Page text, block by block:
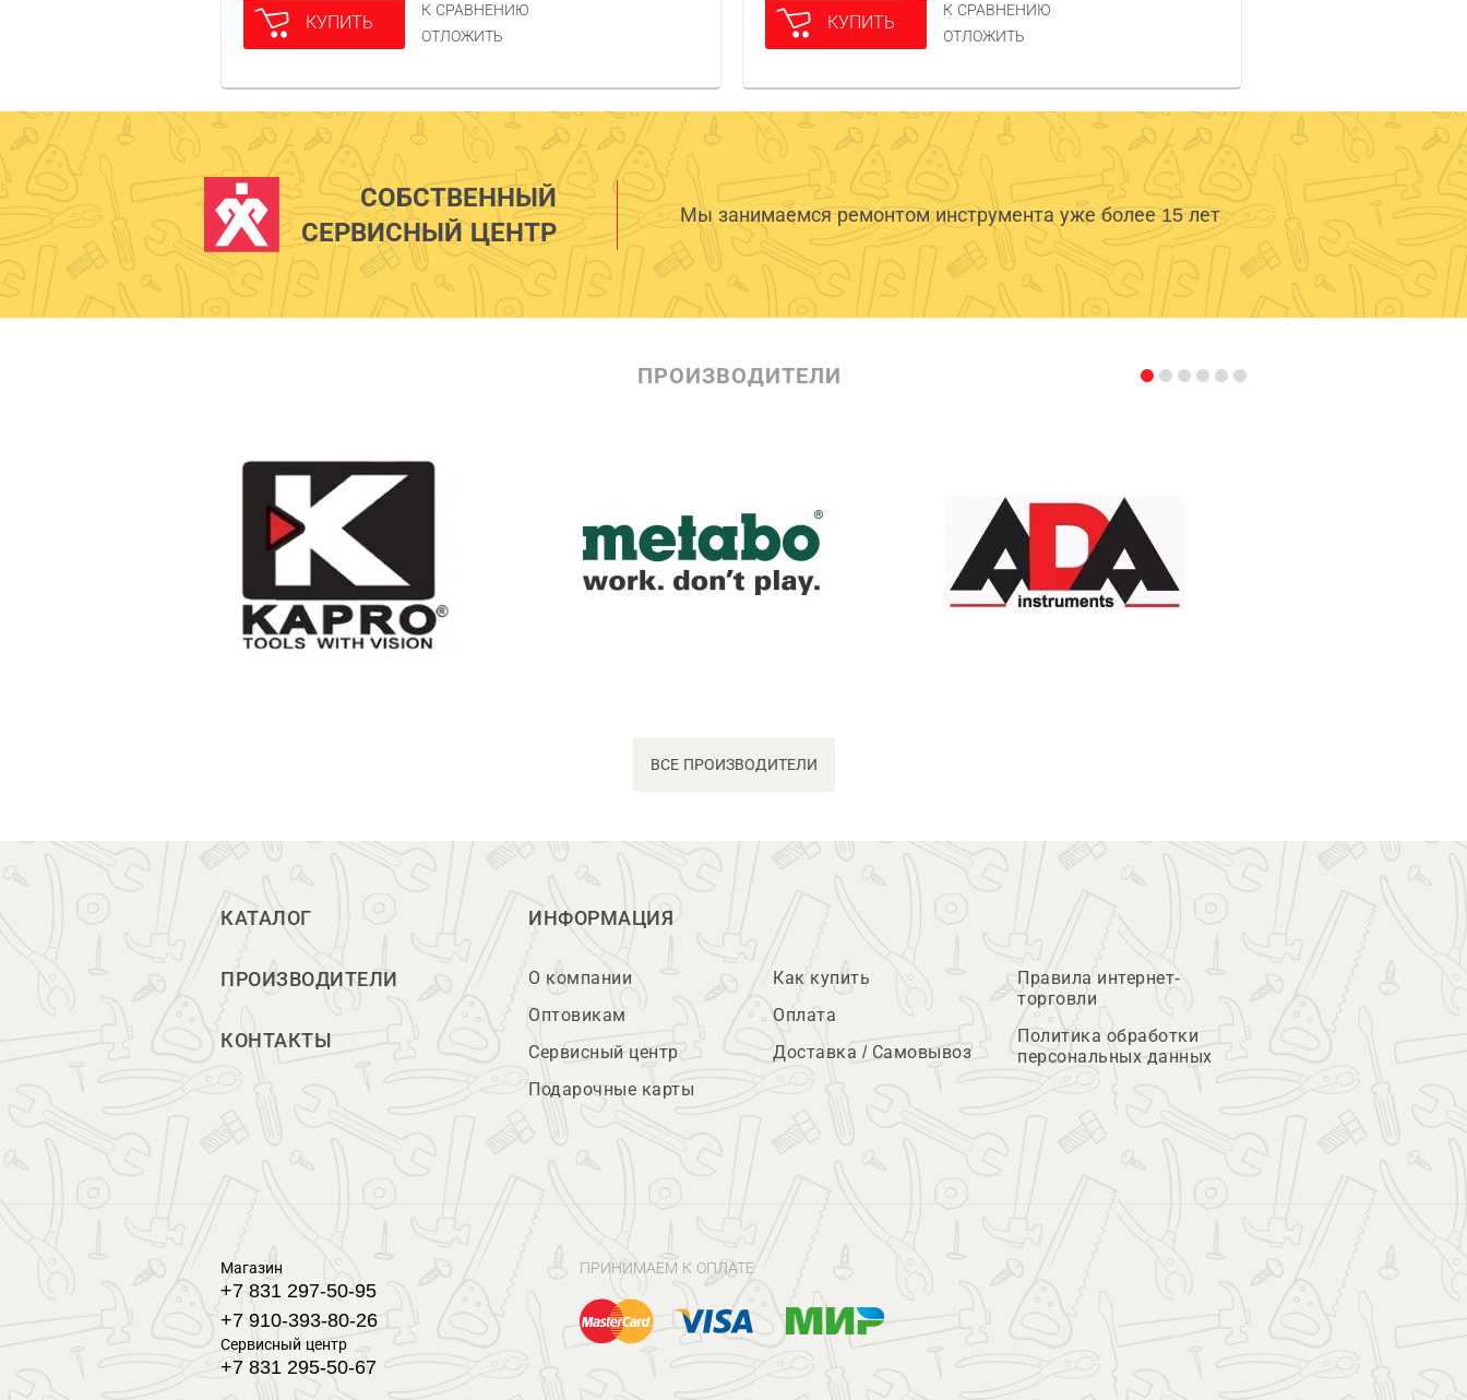
КУПИТЬ
К СРАВНЕНИЮ
ОТЛОЖИТЬ
КУПИТЬ
К СРАВНЕНИЮ
ОТЛОЖИТЬ
СОБСТВЕННЫЙ
СЕРВИСНЫЙ ЦЕНТР
Мы занимаемся ремонтом инструмента уже более 15 лет
ПРОИЗВОДИТЕЛИ
ВСЕ ПРОИЗВОДИТЕЛИ
КАТАЛОГ
ПРОИЗВОДИТЕЛИ
КОНТАКТЫ
ИНФОРМАЦИЯ
О компании
Оптовикам
Сервисный центр
Подарочные карты
Как купить
Оплата
Доставка / Самовывоз
Правила интернет-
торговли
Политика обработки
персональных данных
Магазин
+7 831 297-50-95
+7 910-393-80-26
Сервисный центр
+7 831 295-50-67
ПРИНИМАЕМ К ОПЛАТЕ